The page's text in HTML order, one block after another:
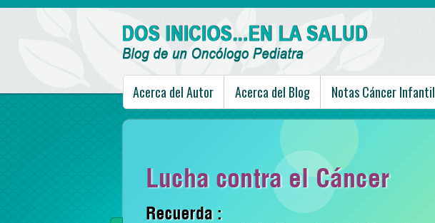
Acerca del Autor Acerca del Blog Notas Cáncer Infantil